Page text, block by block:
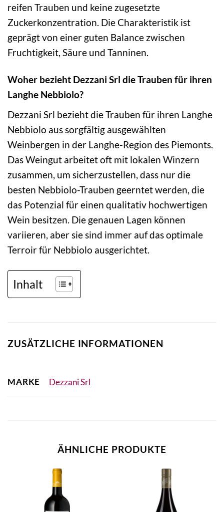
reifen Trauben und keine zugesetzte
Zuckerkonzentration. Die Charakteristik ist
geprägt von einer guten Balance zwischen
Fruchtigkeit, Säure und Tanninen.
Woher bezieht Dezzani Srl die Trauben für ihren
Langhe Nebbiolo?
Dezzani Srl bezieht die Trauben für ihren Langhe
Nebbiolo aus sorgfältig ausgewählten
Weinbergen in der Langhe-Region des Piemonts.
Das Weingut arbeitet oft mit lokalen Winzern
zusammen, um sicherzustellen, dass nur die
besten Nebbiolo-Trauben geerntet werden, die
das Potenzial für einen qualitativ hochwertigen
Wein besitzen. Die genauen Lagen können
variieren, aber sie sind immer auf das optimale
Terroir für Nebbiolo ausgerichtet.
Inhalt
ZUSÄTZLICHE INFORMATIONEN
MARKE Dezzani Srl
ÄHNLICHE PRODUKTE